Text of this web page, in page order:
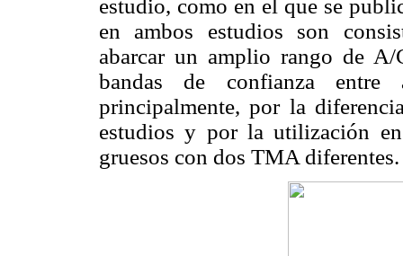
estudio, como en el que se
en ambos estudios son
abarcar un amplio rango de
bandas de confianza entre
principalmente, por la
estudios y por la utilización
gruesos con dos TMA diferentes.